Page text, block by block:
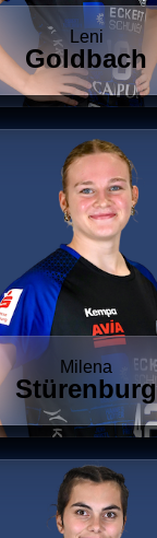
Leni
Goldbach
Milena
Stürenburg